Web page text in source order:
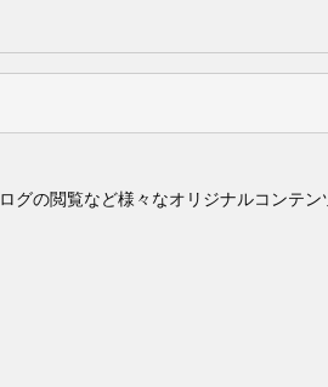
グの閲覧など様々なオリジナルコンテ